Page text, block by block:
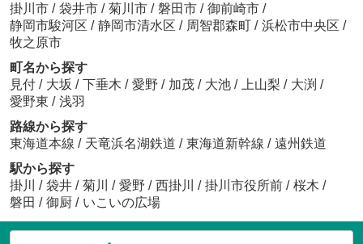
掛川市 / 袋井市 / 菊川市 / 磐田市 / 御前崎市 /
静岡市駿河区 / 静岡市清水区 / 周智郡森町 / 浜松市中央区 /
牧之原市
町名から探す
見付 / 大坂 / 下垂木 / 愛野 / 加茂 / 大池 / 上山梨 / 大渕 /
愛野東 / 浅羽
路線から探す
東海道本線 / 天竜浜名湖鉄道 / 東海道新幹線 / 遠州鉄道
駅から探す
掛川
/ 袋井 / 菊川 / 愛野 / 西掛川 / 掛川市役所前 / 桜木 /
磐田 / 御厨 / いこいの広場